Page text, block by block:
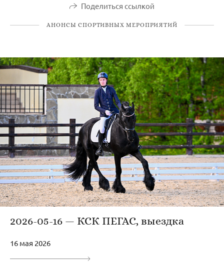
Поделиться ссылкой
АНОНСЫ СПОРТИВНЫХ МЕРОПРИЯТИЙ
2026-05-16 — КСК ПЕГАС, выездка
16 мая 2026